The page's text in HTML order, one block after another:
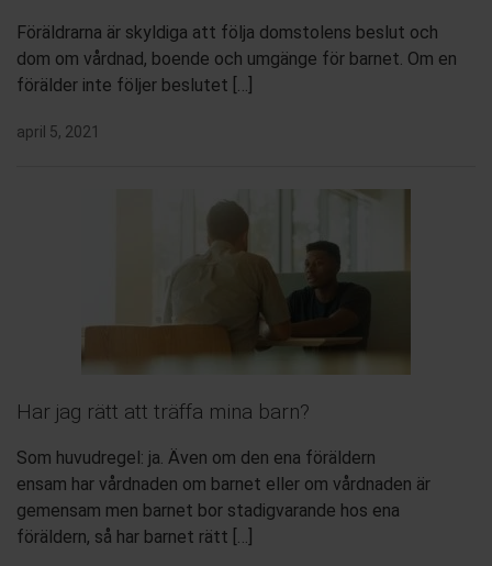
Föräldrarna är skyldiga att följa domstolens beslut och
dom om vårdnad, boende och umgänge för barnet. Om en
förälder inte följer beslutet […]
april 5, 2021
Har jag rätt att träffa mina barn?
Som huvudregel: ja. Även om den ena föräldern
ensam har vårdnaden om barnet eller om vårdnaden är
gemensam men barnet bor stadigvarande hos ena
föräldern, så har barnet rätt […]